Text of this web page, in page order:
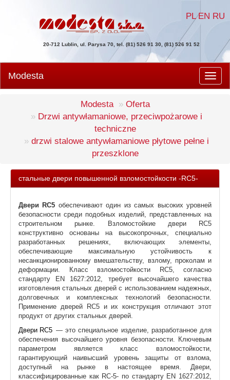
PL EN RU
20-712 Lublin, ul. Parysa 70, tel. (81) 526 91 30, (81) 526 91 52
Modesta
Modesta
Oferta
Drzwi antywłamaniowe, przeciwpożarowe i
techniczne
drzwi stalowe antywłamaniowe płytowe pełne i
przeszklone
стальные двери повышенной взломостойкости -RC5-
Двери RC5 обеспечивают один из самых высоких уровней
безопасности среди подобных изделий, представленных на
строительном рынке. Взломостойкие двери RC5
конструктивно основаны на высокопрочных, специально
разработанных решениях, включающих элементы,
обеспечивающие максимальную устойчивость к
несанкционированному вмешательству, взлому, проколам и
деформации. Класс взломостойкости RC5, согласно
стандарту EN 1627:2012, требует высочайшего качества
изготовления стальных дверей с использованием надежных,
долговечных и комплексных технологий безопасности.
Применение дверей RC5 и их конструкция отличают этот
продукт от других стальных дверей.
Двери RC5 — это специальное изделие, разработанное для
обеспечения высочайшего уровня безопасности. Ключевым
параметром является класс взломостойкости,
гарантирующий наивысший уровень защиты от взлома,
доступный на рынке в настоящее время. Двери,
классифицированные как RC-5- по стандарту EN 1627:2012,